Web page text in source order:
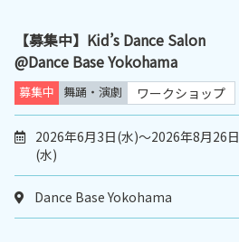
【募集中】Kid’s Dance Salon
@Dance Base Yokohama
募集中 舞踊・演劇 ワークショップ
2026年6月3日(水)～2026年8月26日
(水)
Dance Base Yokohama